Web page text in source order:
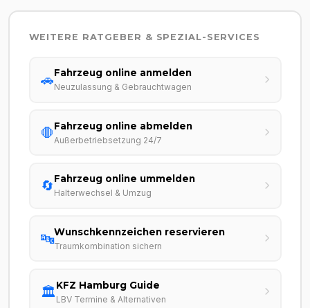
WEITERE RATGEBER & SPEZIAL-SERVICES
🚗Fahrzeug online anmelden
Neuzulassung & Gebrauchtwagen
🛑Fahrzeug online abmelden
Außerbetriebsetzung 24/7
🔄Fahrzeug online ummelden
Halterwechsel & Umzug
🔤Wunschkennzeichen reservieren
Traumkombination sichern
🏛️KFZ Hamburg Guide
LBV Termine & Alternativen